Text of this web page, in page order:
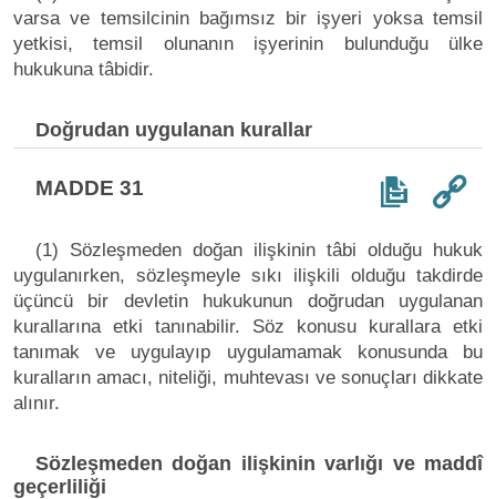
varsa ve temsilcinin bağımsız bir işyeri yoksa temsil
yetkisi, temsil olunanın işyerinin bulunduğu ülke
hukukuna tâbidir.
Doğrudan uygulanan kurallar
MADDE 31
(1) Sözleşmeden doğan ilişkinin tâbi olduğu hukuk
uygulanırken, sözleşmeyle sıkı ilişkili olduğu takdirde
üçüncü bir devletin hukukunun doğrudan uygulanan
kurallarına etki tanınabilir. Söz konusu kurallara etki
tanımak ve uygulayıp uygulamamak konusunda bu
kuralların amacı, niteliği, muhtevası ve sonuçları dikkate
alınır.
Sözleşmeden doğan ilişkinin varlığı ve maddî
geçerliliği